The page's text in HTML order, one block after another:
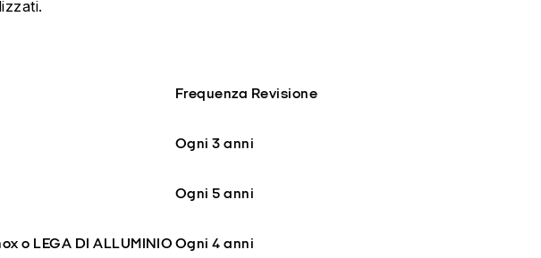
Frequenza Revisione
Ogni 3 anni
Ogni 5 anni
o LEGA DI ALLUMINIO Ogni 4 anni